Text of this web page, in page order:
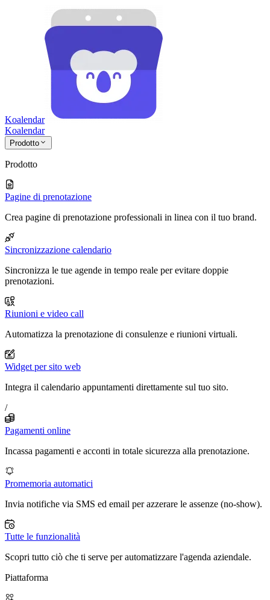
Koalendar
Koalendar
Prodotto
Prodotto
Pagine di prenotazione
Crea pagine di prenotazione professionali in linea con il tuo brand.
Sincronizzazione calendario
Sincronizza le tue agende in tempo reale per evitare doppie
prenotazioni.
Riunioni e video call
Automatizza la prenotazione di consulenze e riunioni virtuali.
Widget per sito web
Integra il calendario appuntamenti direttamente sul tuo sito.
/
Pagamenti online
Incassa pagamenti e acconti in totale sicurezza alla prenotazione.
Promemoria automatici
Invia notifiche via SMS ed email per azzerare le assenze (no-show).
Tutte le funzionalità
Scopri tutto ciò che ti serve per automatizzare l'agenda aziendale.
Piattaforma